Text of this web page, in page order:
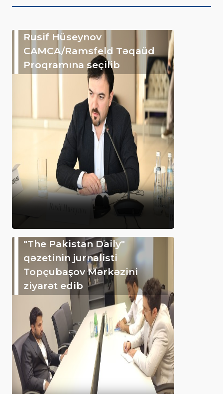
Rusif Hüseynov
CAMCA/Ramsfeld Təqaüd
Proqramına seçilib
"The Pakistan Daily"
qəzetinin jurnalisti
Topçubaşov Mərkəzini
ziyarət edib